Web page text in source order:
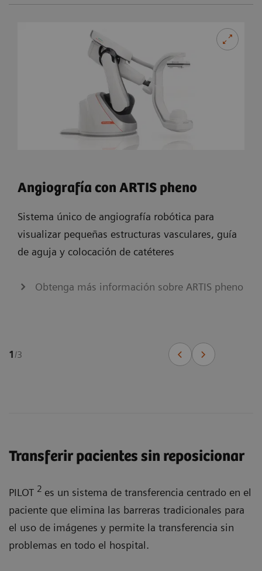
Angiografía con ARTIS pheno
Sistema único de angiografía robótica para
visualizar pequeñas estructuras vasculares, guía
de aguja y colocación de catéteres
Obtenga más información sobre ARTIS pheno
1 /3
Transferir pacientes sin reposicionar
PILOT 2 es un sistema de transferencia centrado en el
paciente que elimina las barreras tradicionales para
el uso de imágenes y permite la transferencia sin
problemas en todo el hospital.